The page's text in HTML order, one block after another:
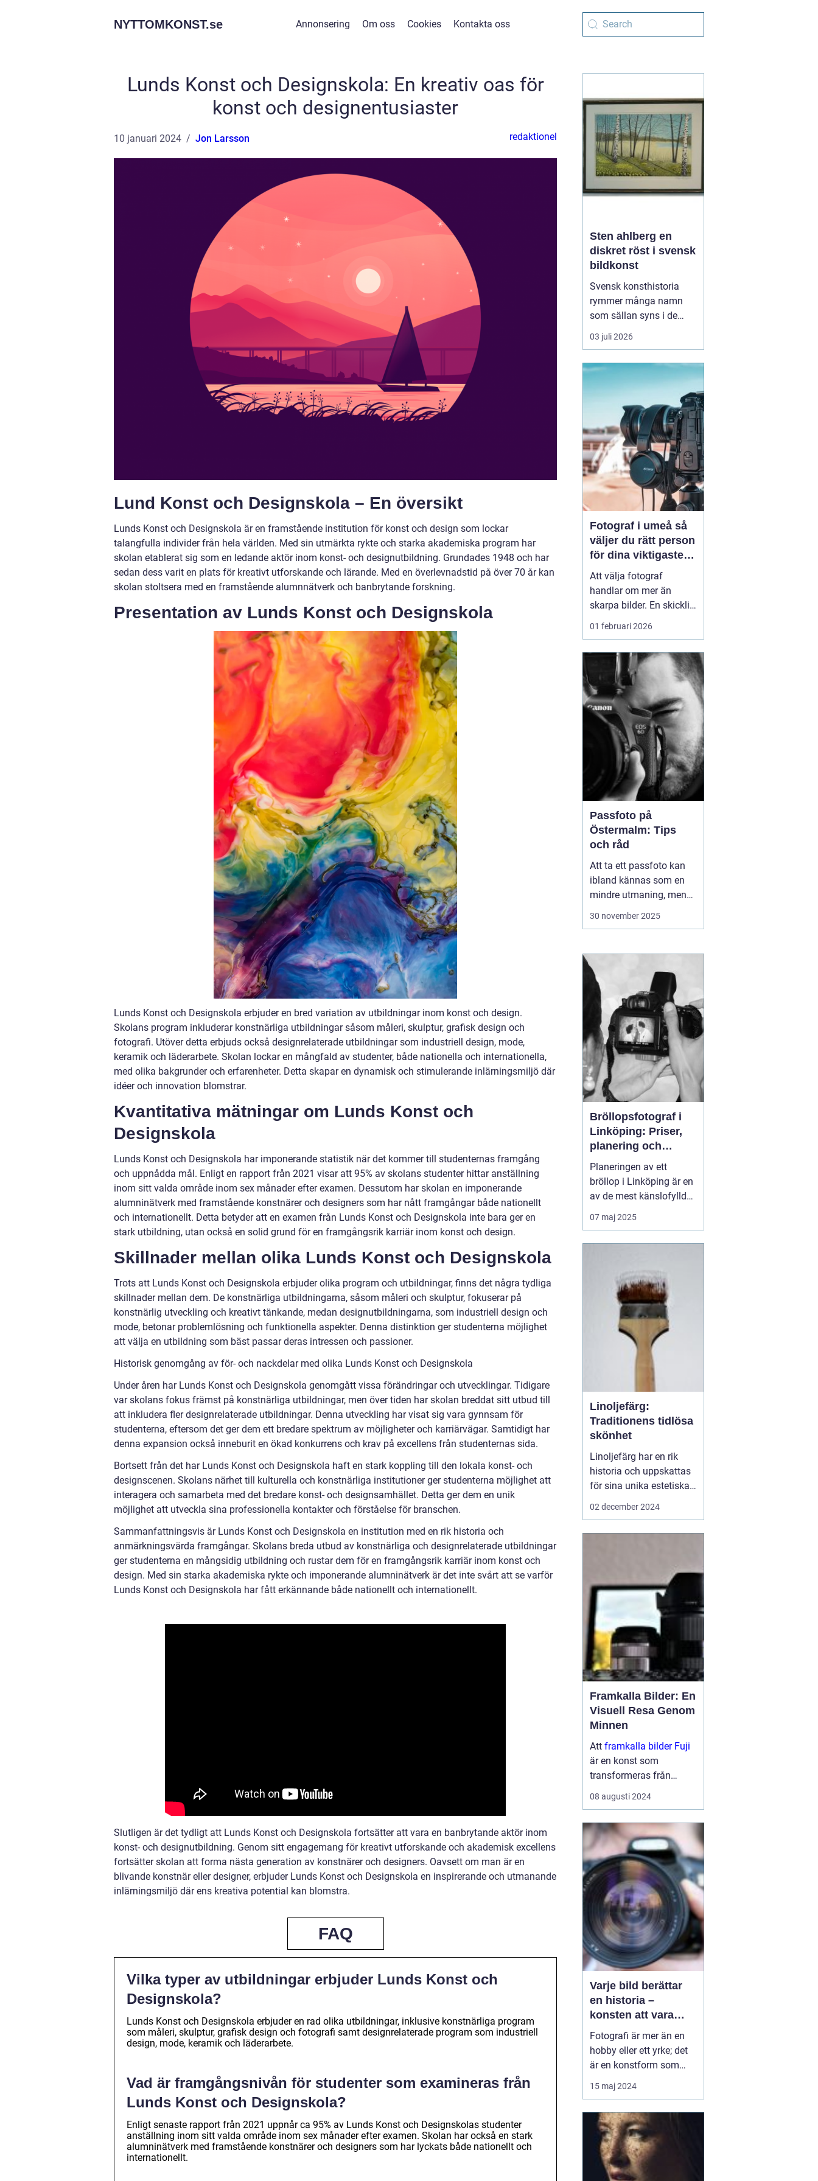
NYTTOMKONST.se Annonsering Om oss Cookies Kontakta oss
Lunds Konst och Designskola: En kreativ oas för
konst och designentusiaster
10 januari 2024 Jon Larsson redaktionel
Lund Konst och Designskola – En översikt
Lunds Konst och Designskola är en framstående institution för konst och design som lockar
talangfulla individer från hela världen. Med sin utmärkta rykte och starka akademiska program har
skolan etablerat sig som en ledande aktör inom konst- och designutbildning. Grundades 1948 och har
sedan dess varit en plats för kreativt utforskande och lärande. Med en överlevnadstid på över 70 år kan
skolan stoltsera med en framstående alumnnätverk och banbrytande forskning.
Presentation av Lunds Konst och Designskola
Lunds Konst och Designskola erbjuder en bred variation av utbildningar inom konst och design.
Skolans program inkluderar konstnärliga utbildningar såsom måleri, skulptur, grafisk design och
fotografi. Utöver detta erbjuds också designrelaterade utbildningar som industriell design, mode,
keramik och läderarbete. Skolan lockar en mångfald av studenter, både nationella och internationella,
med olika bakgrunder och erfarenheter. Detta skapar en dynamisk och stimulerande inlärningsmiljö där
idéer och innovation blomstrar.
Kvantitativa mätningar om Lunds Konst och
Designskola
Lunds Konst och Designskola har imponerande statistik när det kommer till studenternas framgång
och uppnådda mål. Enligt en rapport från 2021 visar att 95% av skolans studenter hittar anställning
inom sitt valda område inom sex månader efter examen. Dessutom har skolan en imponerande
alumninätverk med framstående konstnärer och designers som har nått framgångar både nationellt
och internationellt. Detta betyder att en examen från Lunds Konst och Designskola inte bara ger en
stark utbildning, utan också en solid grund för en framgångsrik karriär inom konst och design.
Skillnader mellan olika Lunds Konst och Designskola
Trots att Lunds Konst och Designskola erbjuder olika program och utbildningar, finns det några tydliga
skillnader mellan dem. De konstnärliga utbildningarna, såsom måleri och skulptur, fokuserar på
konstnärlig utveckling och kreativt tänkande, medan designutbildningarna, som industriell design och
mode, betonar problemlösning och funktionella aspekter. Denna distinktion ger studenterna möjlighet
att välja en utbildning som bäst passar deras intressen och passioner.
Historisk genomgång av för- och nackdelar med olika Lunds Konst och Designskola
Under åren har Lunds Konst och Designskola genomgått vissa förändringar och utvecklingar. Tidigare
var skolans fokus främst på konstnärliga utbildningar, men över tiden har skolan breddat sitt utbud till
att inkludera fler designrelaterade utbildningar. Denna utveckling har visat sig vara gynnsam för
studenterna, eftersom det ger dem ett bredare spektrum av möjligheter och karriärvägar. Samtidigt har
denna expansion också inneburit en ökad konkurrens och krav på excellens från studenternas sida.
Bortsett från det har Lunds Konst och Designskola haft en stark koppling till den lokala konst- och
designscenen. Skolans närhet till kulturella och konstnärliga institutioner ger studenterna möjlighet att
interagera och samarbeta med det bredare konst- och designsamhället. Detta ger dem en unik
möjlighet att utveckla sina professionella kontakter och förståelse för branschen.
Sammanfattningsvis är Lunds Konst och Designskola en institution med en rik historia och
anmärkningsvärda framgångar. Skolans breda utbud av konstnärliga och designrelaterade utbildningar
ger studenterna en mångsidig utbildning och rustar dem för en framgångsrik karriär inom konst och
design. Med sin starka akademiska rykte och imponerande alumninätverk är det inte svårt att se varför
Lunds Konst och Designskola har fått erkännande både nationellt och internationellt.
Slutligen är det tydligt att Lunds Konst och Designskola fortsätter att vara en banbrytande aktör inom
konst- och designutbildning. Genom sitt engagemang för kreativt utforskande och akademisk excellens
fortsätter skolan att forma nästa generation av konstnärer och designers. Oavsett om man är en
blivande konstnär eller designer, erbjuder Lunds Konst och Designskola en inspirerande och utmanande
inlärningsmiljö där ens kreativa potential kan blomstra.
FAQ
Vilka typer av utbildningar erbjuder Lunds Konst och
Designskola?
Lunds Konst och Designskola erbjuder en rad olika utbildningar, inklusive konstnärliga program
som måleri, skulptur, grafisk design och fotografi samt designrelaterade program som industriell
design, mode, keramik och läderarbete.
Vad är framgångsnivån för studenter som examineras från
Lunds Konst och Designskola?
Enligt senaste rapport från 2021 uppnår ca 95% av Lunds Konst och Designskolas studenter
anställning inom sitt valda område inom sex månader efter examen. Skolan har också en stark
alumninätverk med framstående konstnärer och designers som har lyckats både nationellt och
internationellt.
Sten ahlberg en
diskret röst i svensk
bildkonst
Svensk konsthistoria
rymmer många namn
som sällan syns i de
stora rubrikerna, men
som ändå har en
samlarnas och
galleristernas värld.
hör till den
kretsen. Han är en av de
konstnä...
03 juli 2026
Fotograf i umeå så
väljer du rätt person
för dina viktigaste
ögonblick
Att välja fotograf
handlar om mer än
skarpa bilder. En skicklig
fotograf fångar
alla de små detaljerna
som annars lätt
försvinner. För många i
och runt Umeå har
fotografering blivit ett
sätt att både beva...
01 februari 2026
Passfoto på
Östermalm: Tips
och råd
Att ta ett passfoto kan
ibland kännas som en
mindre utmaning, men
med rätt vägledning kan
Östermalm finns det
flera ställen där man kan
fixa passfoto. Denna
arti...
30 november 2025
Bröllopsfotograf i
Linköping: Priser,
planering och
oförglömliga
minnen
Planeringen av ett
bröllop i Linköping är en
av de mest känslofyllda
och detaljerade
perioderna i livet. Från
säkerställa att gäster...
07 maj 2025
Linoljefärg:
Traditionens tidlösa
skönhet
Linoljefärg har en rik
historia och uppskattas
för sina unika estetiska
och funktionella
hållbart och miljövänligt
alternativ till...
02 december 2024
Framkalla Bilder: En
Visuell Resa Genom
Minnen
Att framkalla bilder Fuji
är en konst som
transformeras från
digitala pixlar på en
skärm till fysiska
Det är en process s...
08 augusti 2024
Varje bild berättar
en historia –
konsten att vara
fotograf
Fotografi är mer än en
hobby eller ett yrke; det
är en konstform som
möjliggör för oss att
frysa ögonblick och
och händelser på ett sätt
som inget annat
medium kan. En skicklig
fotograf har förmågan
15 maj 2024